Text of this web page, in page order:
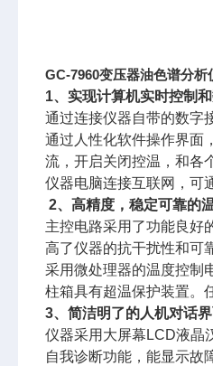
GC-7960变压器油色谱分析
1、实现计算机实时控制和
通过连接仪器自带的数字
通过人性化软件操作界面
流，开启关闭控温，和各
仪器电脑连接互联网，可
2、高精度，稳定可靠的
主控电路采用了功能良好
高了仪器的抗干扰性和可
采用微处理器的温度控制
柱箱具有超温保护装置。
3、简洁明了的人机对话
仪器采用大屏幕 LCD液晶
自我诊断功能，能显示故